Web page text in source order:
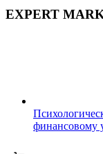
EXPERT
финансовому